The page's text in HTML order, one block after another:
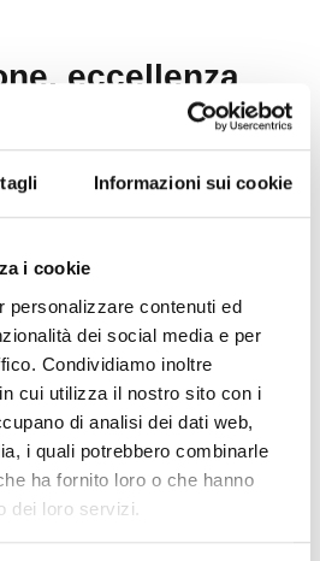
Informazioni sui cookie
i cookie
personalizzare contenuti ed
dei social media e per
Condividiamo inoltre
cui utilizza il nostro sito con i
di analisi dei dati web,
i quali potrebbero combinarle
ha fornito loro o che hanno
dei loro servizi.
eccellenza
responsabilità
più importante evento
farmaceutica. Questa fiera
di riferimento per
che desiderano scoprire le
l’opportunità di scoprire